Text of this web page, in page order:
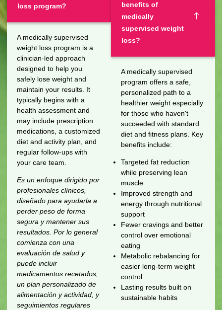
loss program?
A medically supervised
weight loss program is a
clinician-led approach
designed to help you
safely lose weight and
maintain your results. It
typically begins with a
health assessment and
may include prescription
medications, a customized
diet and activity plan, and
regular follow-ups with
your care team.
Es un enfoque dirigido por
profesionales clínicos,
diseñado para ayudarla a
perder peso de forma
segura y mantener sus
resultados. Por lo general
comienza con una
evaluación de salud y
puede incluir
medicamentos recetados,
un plan personalizado de
alimentación y actividad, y
seguimientos regulares
benefits of
medically
supervised weight
loss?
A medically supervised
program offers a safe,
personalized path to a
healthier weight especially
for those who haven't
succeeded with standard
diet and fitness plans. Key
benefits include:
Targeted fat reduction
while preserving lean
muscle
Improved strength and
energy through nutritional
support
Fewer cravings and better
control over emotional
eating
Metabolic rebalancing for
easier long-term weight
control
Lasting results built on
sustainable habits